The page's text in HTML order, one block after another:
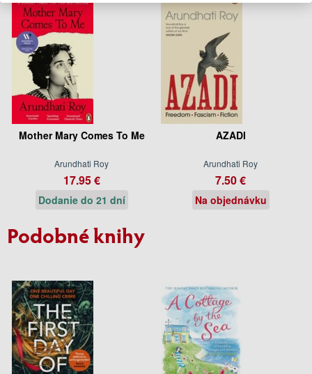
Mother Mary Comes To Me
Arundhati Roy
17.95 €
Dodanie do 21 dní
AZADI
Arundhati Roy
7.50 €
Na objednávku
Podobné knihy